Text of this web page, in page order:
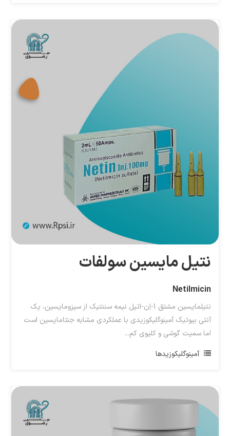
نتیل مایسین سولفات
Netilmicin
نتیلمایسین مشتق 1-اِن-اتیل نیمه سننتیک از سیزومایسین، یک
آنتی بیوتیک آمینوگلیکوزیدی با عملکردی مشابه جنتامایسین است
اما سمیت گوشی و کلیوی کم...
آمینوگلیکوزیدها